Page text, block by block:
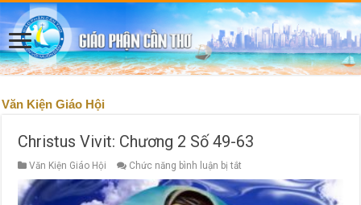
Văn Kiện Giáo Hội
Christus Vivit: Chương 2 Số 49-63
Văn Kiện Giáo Hội Chức năng bình luận bị tắt
Vivit:
Chương